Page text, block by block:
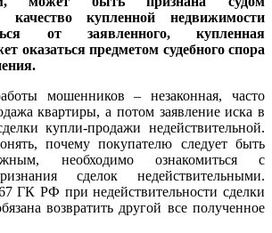
качество купленной недвижимости
от заявленного, купленная
оказаться предметом судебного спора
мошенников – незаконная, часто
квартиры, а потом заявление иска в
купли-продажи недействительной.
почему покупателю следует быть
необходимо ознакомиться с
сделок недействительными.
ГК РФ при недействительности сделки
возвратить другой все полученное